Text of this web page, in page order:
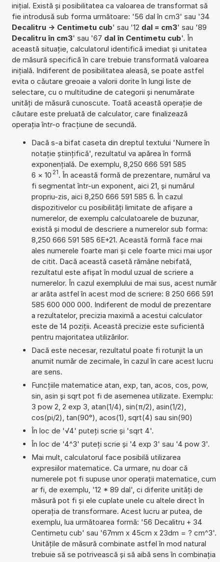
inițial. Există și posibilitatea ca valoarea de transformat să
fie introdusă sub forma următoare: '56 dal în cm3' sau '34
Decalitru -> Centimetu cub' sau '12 dal = cm3' sau '89
Decalitru în cm3' sau '67 dal în Centimetu cub'. În
această situație, calculatorul identifică imediat și unitatea
de măsură specifică în care trebuie transformată valoarea
inițială. Indiferent de posibilitatea aleasă, se poate astfel
evita o căutare greoaie a valorii dorite în lungi liste de
selectare, cu o multitudine de categorii și nenumărate
unități de măsură cunoscute. Toată această operație de
căutare este preluată de calculator, care finalizează
operația într-o fracțiune de secundă.
Dacă s-a bifat caseta din dreptul textului 'Numere în
notație științifică', rezultatul va apărea în formă
exponențială. De exemplu, 8,250 666 591 585
6 × 10 21. În această formă de prezentare, numărul va
fi segmentat într-un exponent, aici 21, și numărul
propriu-zis, aici 8,250 666 591 585 6. În cazul
dispozitivelor cu posibilități limitate de afișare a
numerelor, de exemplu calculatoarele de buzunar,
există și modul de descriere a numerelor sub forma:
8,250 666 591 585 6E+21. Această formă face mai
ales numerele foarte mari și cele foarte mici mai ușor
de citit. Dacă această casetă rămâne nebifată,
rezultatul este afișat în modul uzual de scriere a
numerelor. În cazul exemplului de mai sus, acest număr
ar arăta astfel în acest mod de scriere: 8 250 666 591
585 600 000 000. Indiferent de modul de prezentare
a rezultatelor, precizia maximă a acestui calculator
este de 14 poziții. Această precizie este suficientă
pentru majoritatea utilizărilor.
Dacă este necesar, rezultatul poate fi rotunjit la un
anumit număr de zecimale, în cazul în care acest lucru
are sens.
Funcțiile matematice atan, exp, tan, acos, cos, pow,
sin, asin și sqrt pot fi de asemenea utilizate. Exemplu:
3 pow 2, 2 exp 3, atan(1/4), sin(π/2), asin(1/2),
cos(pi/2), tan(90°), acos(1), sqrt(4) sau sin(90)
În loc de '√4' puteți scrie și 'sqrt 4'.
În loc de '4^3' puteți scrie și '4 exp 3' sau '4 pow 3'.
Mai mult, calculatorul face posibilă utilizarea
expresiilor matematice. Ca urmare, nu doar că
numerele pot fi supuse unor operații matematice, cum
ar fi, de exemplu, '12 * 89 dal', ci diferite unități de
măsură pot fi și ele cuplate unele cu altele direct în
operația de transformare. Acest lucru ar putea, de
exemplu, lua următoarea formă: '56 Decalitru + 34
Centimetu cub' sau '67mm x 45cm x 23dm = ? cm^3'.
Unitățile de măsură combinate astfel în mod natural
trebuie să se potrivească și să aibă sens în combinația